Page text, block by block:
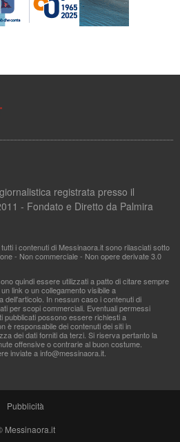
registrata presso il
- Fondato e Diretto da Palmira
i contenuti di Messinaora.it sono rilasciati sotto
- Non commerciale - Non opere derivate 3.0
quindi essere utilizzati a patto di citare sempre
link o un collegamento visibile a
dell'articolo. In nessun caso i contenuti di
per scopi commerciali. Eventuali permessi
pubblicati possono essere richiesti a
è responsabile dei contenuti dei siti in
dei dati forniti da terzi. Si riserva pertanto la
offensive o contrarie al buon costume.
inviate ainfo@messinaora.it.
Pubblicità
Messinaora.it